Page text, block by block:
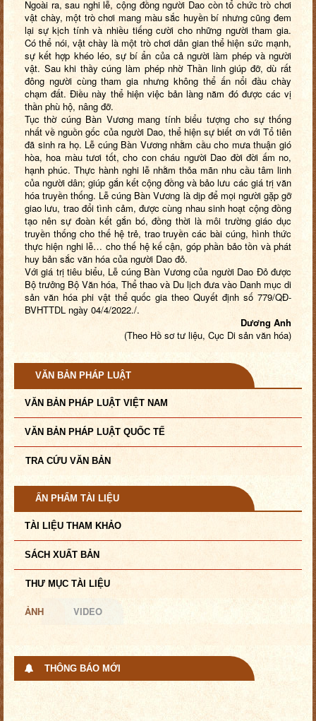
Ngoài ra, sau nghi lễ, cộng đồng người Dao còn tổ chức trò chơi
vật chày, một trò chơi mang màu sắc huyền bí nhưng cũng đem
lại sự kịch tính và nhiều tiếng cười cho những người tham gia.
Có thể nói, vật chày là một trò chơi dân gian thể hiện sức mạnh,
sự kết hợp khéo léo, sự bí ẩn của cả người làm phép và người
vật. Sau khi thầy cúng làm phép nhờ Thần linh giúp đỡ, dù rất
đông người cùng tham gia nhưng không thể ấn nổi đầu chày
chạm đất. Điều này thể hiện việc bản làng năm đó được các vị
thần phù hộ, nâng đỡ.
Tục thờ cúng Bàn Vương mang tính biểu tượng cho sự thống
nhất về nguồn gốc của người Dao, thể hiện sự biết ơn với Tổ tiên
đã sinh ra họ. Lễ cúng Bàn Vương nhằm cầu cho mưa thuận gió
hòa, hoa màu tươi tốt, cho con cháu người Dao đời đời ấm no,
hạnh phúc. Thực hành nghi lễ nhằm thỏa mãn nhu cầu tâm linh
của người dân; giúp gắn kết cộng đồng và bảo lưu các giá trị văn
hóa truyền thống. Lễ cúng Bàn Vương là dịp để mọi người gặp gỡ
giao lưu, trao đổi tình cảm, được cùng nhau sinh hoạt cộng đồng
tạo nên sự đoàn kết gắn bó, đồng thời là môi trường giáo dục
truyền thống cho thế hệ trẻ, trao truyền các bài cúng, hình thức
thực hiện nghi lễ… cho thế hệ kế cận, góp phần bảo tồn và phát
huy bản sắc văn hóa của người Dao đỏ.
Với giá trị tiêu biểu, Lễ cúng Bàn Vương của người Dao Đỏ được
Bộ trưởng Bộ Văn hóa, Thể thao và Du lịch đưa vào Danh mục di
sản văn hóa phi vật thể quốc gia theo Quyết định số 779/QĐ-
BVHTTDL ngày 04/4/2022./.
Dương Anh
(Theo Hồ sơ tư liệu, Cục Di sản văn hóa)
VĂN BẢN PHÁP LUẬT
VĂN BẢN PHÁP LUẬT VIỆT NAM
VĂN BẢN PHÁP LUẬT QUỐC TẾ
TRA CỨU VĂN BẢN
ẤN PHẨM TÀI LIỆU
TÀI LIỆU THAM KHẢO
SÁCH XUẤT BẢN
THƯ MỤC TÀI LIỆU
ẢNH VIDEO
THÔNG BÁO MỚI